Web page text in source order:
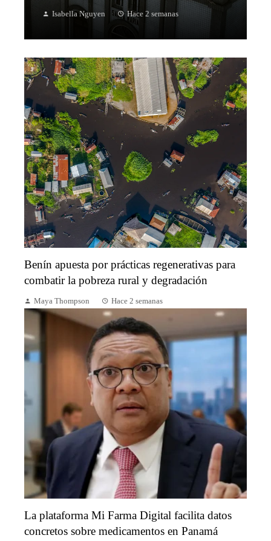
Isabella Nguyen Hace 2 semanas
Benín apuesta por prácticas regenerativas para
combatir la pobreza rural y degradación
Maya Thompson Hace 2 semanas
La plataforma Mi Farma Digital facilita datos
concretos sobre medicamentos en Panamá